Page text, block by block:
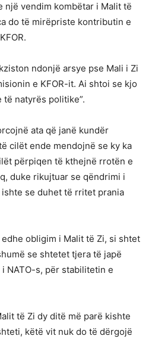
një vendim kombëtar i Malit të
do të mirëpriste kontributin e
ndonjë arsye pse Mali i Zi
e KFOR-it. Ai shtoi se kjo
të natyrës politike”.
ata që janë kundër
cilët ende mendojnë se ky ka
përpiqen të kthejnë rrotën e
duke rikujtuar se qëndrimi i
se duhet të rritet prania
obligim i Malit të Zi, si shtet
se shtetet tjera të japë
NATO-s, për stabilitetin e
të Zi dy ditë më parë kishte
këtë vit nuk do të dërgojë